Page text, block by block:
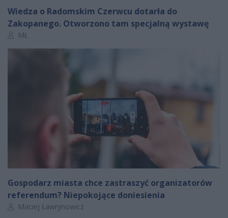
Wiedza o Radomskim Czerwcu dotarła do
Zakopanego. Otworzono tam specjalną wystawę
Autor artykułu:
MŁ
Gospodarz miasta chce zastraszyć organizatorów
referendum? Niepokojące doniesienia
Autor artykułu:
Maciej Ławrynowicz